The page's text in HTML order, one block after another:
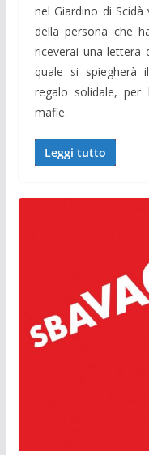
nel Giardino di
della persona che
riceverai una lettera
quale si spiegherà
regalo solidale,
mafie.
Leggi tutto